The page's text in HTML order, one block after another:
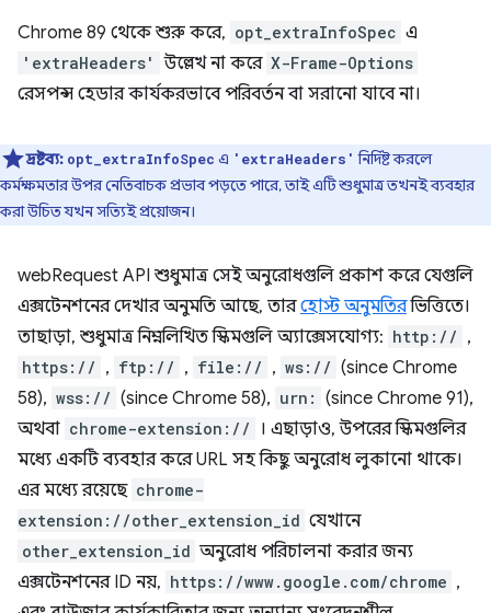
Chrome 89 থেকে শুরু করে, opt_extraInfoSpec এ
'extraHeaders' উল্লেখ না করে X-Frame-Options
রেসপন্স হেডার কার্যকরভাবে পরিবর্তন বা সরানো যাবে না।
দ্রষ্টব্য: opt_extraInfoSpec এ 'extraHeaders' নির্দিষ্ট করলে
কর্মক্ষমতার উপর নেতিবাচক প্রভাব পড়তে পারে, তাই এটি শুধুমাত্র তখনই ব্যবহার
করা উচিত যখন সত্যিই প্রয়োজন।
webRequest API শুধুমাত্র সেই অনুরোধগুলি প্রকাশ করে যেগুলি
এক্সটেনশনের দেখার অনুমতি আছে, তারহোস্ট অনুমতিরভিত্তিতে।
তাছাড়া, শুধুমাত্র নিম্নলিখিত স্কিমগুলি অ্যাক্সেসযোগ্য: http:// ,
https:// , ftp:// , file:// , ws:// (since Chrome
58), wss:// (since Chrome 58), urn: (since Chrome 91),
অথবা chrome-extension://
। এছাড়াও, উপরের স্কিমগুলির
মধ্যে একটি ব্যবহার করে URL সহ কিছু অনুরোধ লুকানো থাকে।
এর মধ্যে রয়েছে chrome-
extension://other_extension_id যেখানে
other_extension_id অনুরোধ পরিচালনা করার জন্য
এক্সটেনশনের ID নয়, https://www.google.com/chrome ,